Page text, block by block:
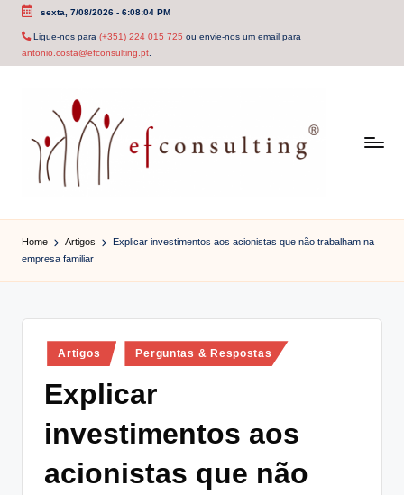
Skip
sexta, 7/08/2026- 6:08:05 PM
Ligue-nos para (+351) 224 015 725 ou envie-nos um email para
antonio.costa@efconsulting.pt.
f
Home Artigos
Explicar investimentos aos acionistas que não trabalham na
empresa familiar
Posted
in
Artigos Perguntas & Respostas
Explicar
investimentos aos
acionistas que não